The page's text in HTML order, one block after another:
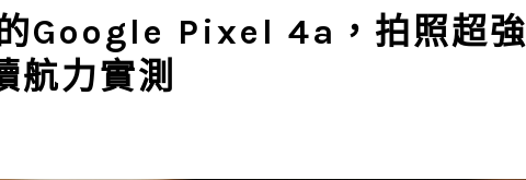
的Google Pixel 4a，拍照超強
航力實測